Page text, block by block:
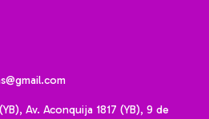
Av. Aconquija 1817 (YB), 9 de